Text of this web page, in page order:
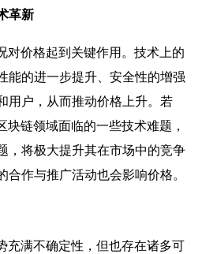
革新
对价格起到关键作用。技术上的
能的进一步提升、安全性的增强
用户，从而推动价格上升。若
块链领域面临的一些技术难题，
，将极大提升其在市场中的竞争
合作与推广活动也会影响价格。
充满不确定性，但也存在诸多可